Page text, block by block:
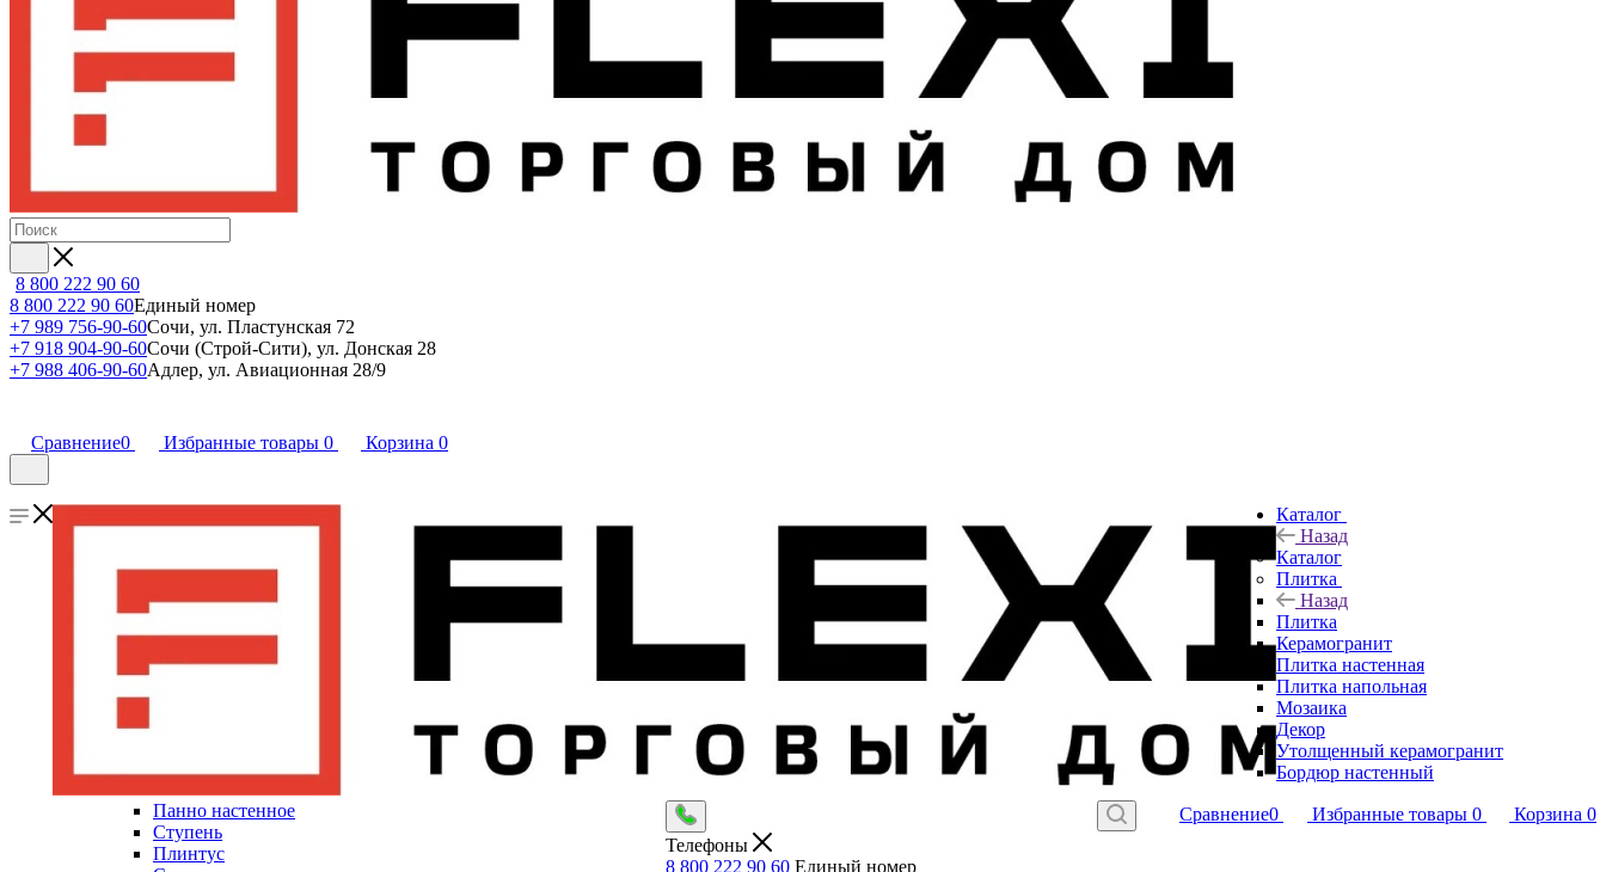
8 800 222 90 60
8 800 222 90 60Единый номер
+7 989 756-90-60Сочи, ул. Пластунская 72
+7 918 904-90-60Сочи (Строй-Сити), ул. Донская 28
+7 988 406-90-60Адлер, ул. Авиационная 28/9
Сравнение0 Избранные товары 0 Корзина 0
Сравнение0 Избранные товары 0 Корзина 0
Телефоны
8 800 222 90 60 Единый номер
Каталог
Назад
Каталог
Плитка
Назад
Плитка
Керамогранит
Плитка настенная
Плитка напольная
Мозаика
Декор
Утолщенный керамогранит
Бордюр настенный
Панно настенное
Ступень
Плинтус